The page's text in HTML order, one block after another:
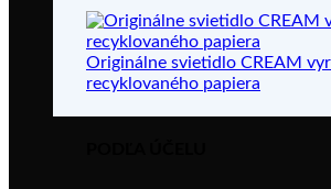
Originálne svietidlo CREAM
recyklovaného papiera